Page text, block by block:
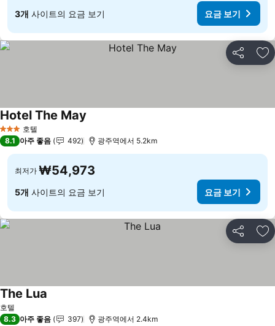
3개 사이트의 요금 보기 요금 보기
공유 즐
3 성급 호텔
Hotel The May
8.1 아주 좋음 492 광주역에서 5.2km
최저가 ₩54,973
5개 사이트의 요금 보기 요금 보기
공유 즐
호텔
The Lua
8.3 아주 좋음 397 광주역에서 2.4km